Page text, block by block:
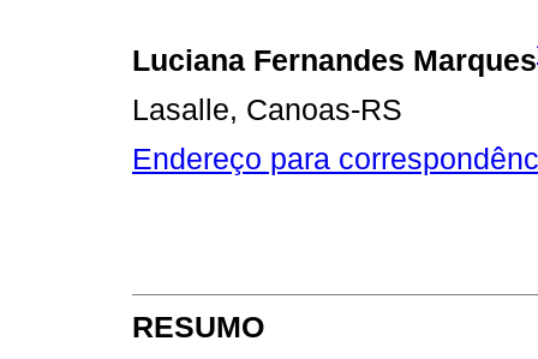
Luciana Fernandes Marques
Lasalle, Canoas-RS
Endereço para
RESUMO